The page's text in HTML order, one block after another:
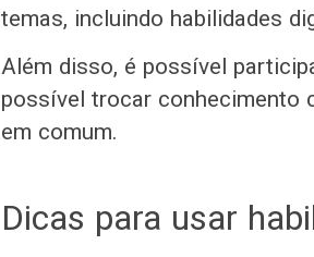
temas, incluindo habilidades
Além disso, é possível
possível trocar conhecimento
em comum.
Dicas para usar